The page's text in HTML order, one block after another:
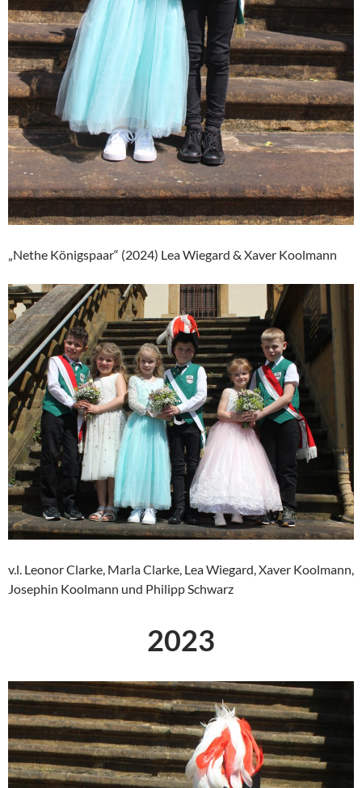
„Nethe Königspaar“ (2024) Lea Wiegard & Xaver Koolmann
v.l. Leonor Clarke, Marla Clarke, Lea Wiegard, Xaver Koolmann,
Josephin Koolmann und Philipp Schwarz
2023